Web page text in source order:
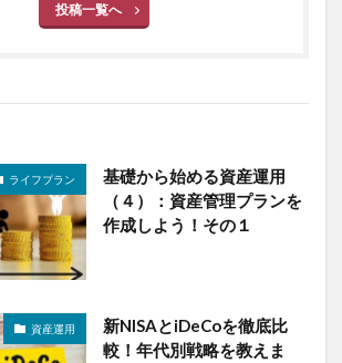
投稿一覧へ
ライフプラン
基礎から始める資産運用
（４）：資産管理プランを
作成しよう！その１
資産運用
新NISAとiDeCoを徹底比
較！年代別戦略を教えま